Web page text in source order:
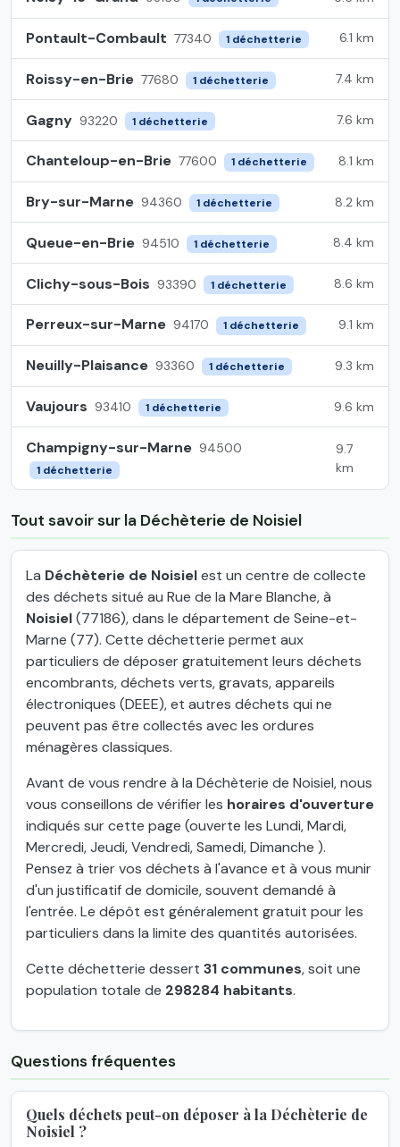
Pontault-Combault 77340 1 déchetterie 6.1 km
Roissy-en-Brie 77680 1 déchetterie 7.4 km
Gagny 93220 1 déchetterie 7.6 km
Chanteloup-en-Brie 77600 1 déchetterie 8.1 km
Bry-sur-Marne 94360 1 déchetterie 8.2 km
Queue-en-Brie 94510 1 déchetterie 8.4 km
Clichy-sous-Bois 93390 1 déchetterie 8.6 km
Perreux-sur-Marne 94170 1 déchetterie 9.1 km
Neuilly-Plaisance 93360 1 déchetterie 9.3 km
Vaujours 93410 1 déchetterie 9.6 km
Champigny-sur-Marne 94500
1 déchetterie
9.7
km
Tout savoir sur la Déchèterie de Noisiel
La Déchèterie de Noisielest un centre de collecte
des déchets situé au Rue de la Mare Blanche, à
Noisiel(77186), dans le département de Seine-et-
Marne (77). Cette déchetterie permet aux
particuliers de déposer gratuitement leurs déchets
encombrants, déchets verts, gravats, appareils
électroniques (DEEE), et autres déchets qui ne
peuvent pas être collectés avec les ordures
ménagères classiques.
Avant de vous rendre à la Déchèterie de Noisiel, nous
vous conseillons de vérifier les horaires d'ouverture
indiqués sur cette page (ouverte les Lundi, Mardi,
Mercredi, Jeudi, Vendredi, Samedi, Dimanche ).
Pensez à trier vos déchets à l'avance et à vous munir
d'un justificatif de domicile, souvent demandé à
l'entrée. Le dépôt est généralement gratuit pour les
particuliers dans la limite des quantités autorisées.
Cette déchetterie dessert 31 communes, soit une
population totale de 298284 habitants.
Questions fréquentes
Quels déchets peut-on déposer à la Déchèterie de
Noisiel ?